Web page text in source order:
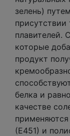
зелень)
плавителей.
которые
продукт
белка и
качестве
(Е451) и